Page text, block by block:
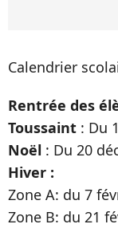
Calendrier
Rentrée des
Toussaint : Du
Noël : Du 20
Hiver :
Zone A: du 7
Zone B: du 21